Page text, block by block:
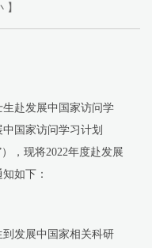
】
赴发展中国家访问学
国家访问学习计划
），现将2022年度赴发展
如下：
发展中国家相关科研